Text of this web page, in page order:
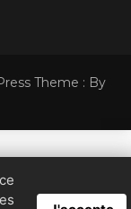
de confidentialité
Theme : By